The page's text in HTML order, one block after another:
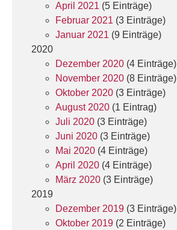
April 2021 (5 Einträge)
Februar 2021 (3 Einträge)
Januar 2021 (9 Einträge)
2020
Dezember 2020 (4 Einträge)
November 2020 (8 Einträge)
Oktober 2020 (3 Einträge)
August 2020 (1 Eintrag)
Juli 2020 (3 Einträge)
Juni 2020 (3 Einträge)
Mai 2020 (4 Einträge)
April 2020 (4 Einträge)
März 2020 (3 Einträge)
2019
Dezember 2019 (3 Einträge)
Oktober 2019 (2 Einträge)